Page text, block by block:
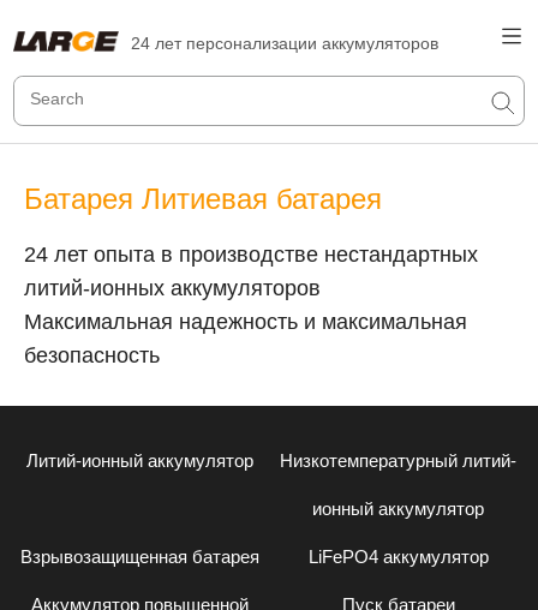
24 лет персонализации аккумуляторов
Батарея Литиевая батарея
24 лет опыта в производстве нестандартных
литий-ионных аккумуляторов
Максимальная надежность и максимальная
безопасность
Литий-ионный аккумулятор Низкотемпературный литий-
ионный аккумулятор
Взрывозащищенная батарея LiFePO4 аккумулятор
Аккумулятор повышенной Пуск батареи